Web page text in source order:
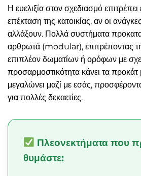
Η ευελιξία στον σχεδιασμό
επέκταση της κατοικίας, αν οι
αλλάξουν. Πολλά συστήματα
αρθρωτά (modular), επιτρέποντας
επιπλέον δωματίων ή ορόφων με
προσαρμοστικότητα κάνει τα
μεγαλώνει μαζί με εσάς,
για πολλές δεκαετίες.
Πλεονεκτήματα που
θυμάστε: